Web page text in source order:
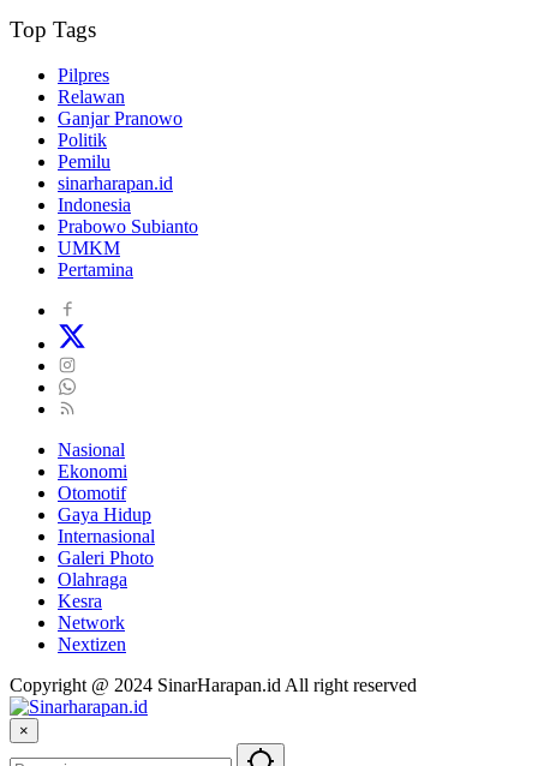
Top Tags
Pilpres
Relawan
Ganjar Pranowo
Politik
Pemilu
sinarharapan.id
Indonesia
Prabowo Subianto
UMKM
Pertamina
Nasional
Ekonomi
Otomotif
Gaya Hidup
Internasional
Galeri Photo
Olahraga
Kesra
Network
Nextizen
Copyright @ 2024 SinarHarapan.id All right reserved
×